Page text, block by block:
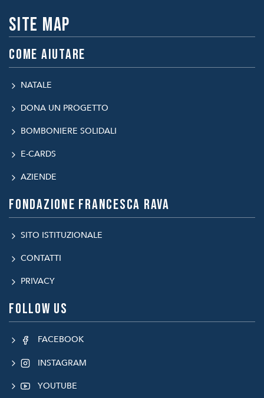
Site map
Come aiutare
NATALE
DONA UN PROGETTO
BOMBONIERE SOLIDALI
E-CARDS
AZIENDE
Fondazione Francesca Rava
SITO ISTITUZIONALE
CONTATTI
PRIVACY
Follow us
FACEBOOK
INSTAGRAM
YOUTUBE